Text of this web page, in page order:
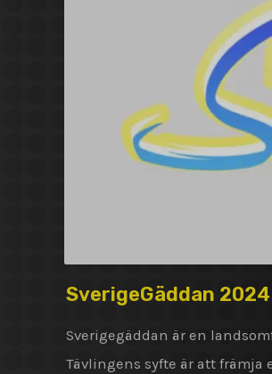
SverigeGäddan 2024
Sverigegäddan är en
Tävlingens syfte är att